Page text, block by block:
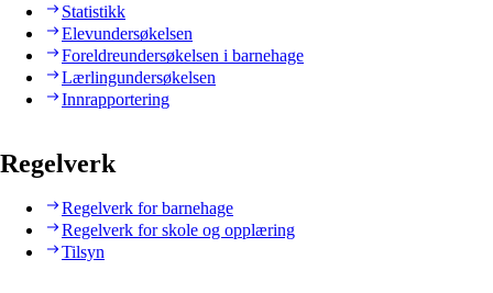
Statistikk
Elevundersøkelsen
Foreldreundersøkelsen i barnehage
Lærlingundersøkelsen
Innrapportering
Regelverk
Regelverk for barnehage
Regelverk for skole og opplæring
Tilsyn